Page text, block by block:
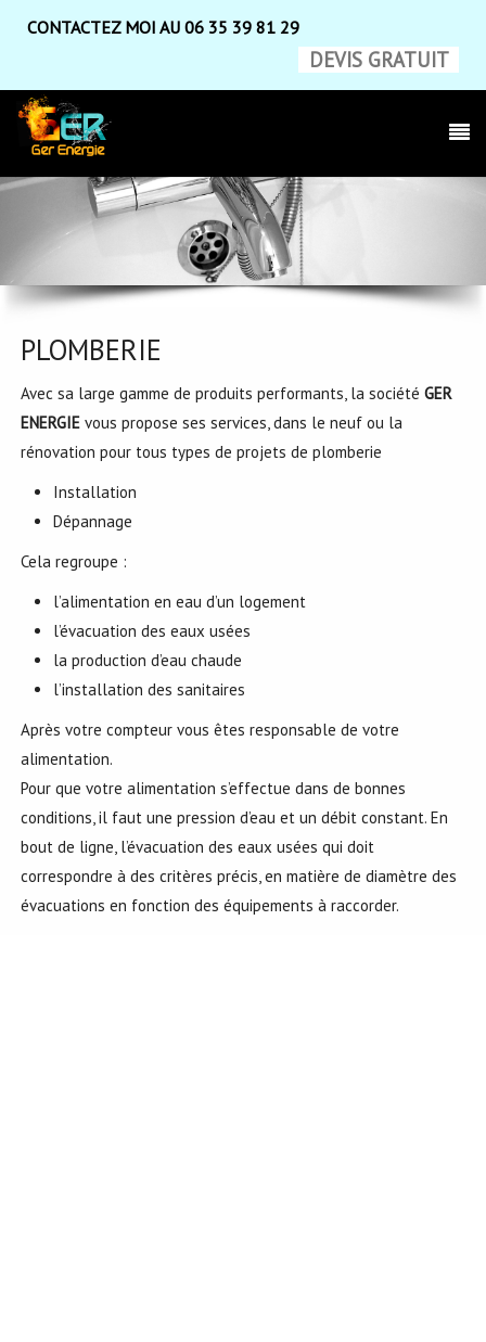
CONTACTEZ MOI AU 06 35 39 81 29
DEVIS GRATUIT
PLOMBERIE
Avec sa large gamme de produits performants, la société GER
ENERGIEvous propose ses services, dans le neuf ou la
rénovation pour tous types de projets de plomberie
Installation
Dépannage
Cela regroupe :
l’alimentation en eau d’un logement
l’évacuation des eaux usées
la production d’eau chaude
l’installation des sanitaires
Après votre compteur vous êtes responsable de votre
alimentation.
Pour que votre alimentation s’effectue dans de bonnes
conditions, il faut une pression d’eau et un débit constant. En
bout de ligne, l’évacuation des eaux usées qui doit
correspondre à des critères précis, en matière de diamètre des
évacuations en fonction des équipements à raccorder.